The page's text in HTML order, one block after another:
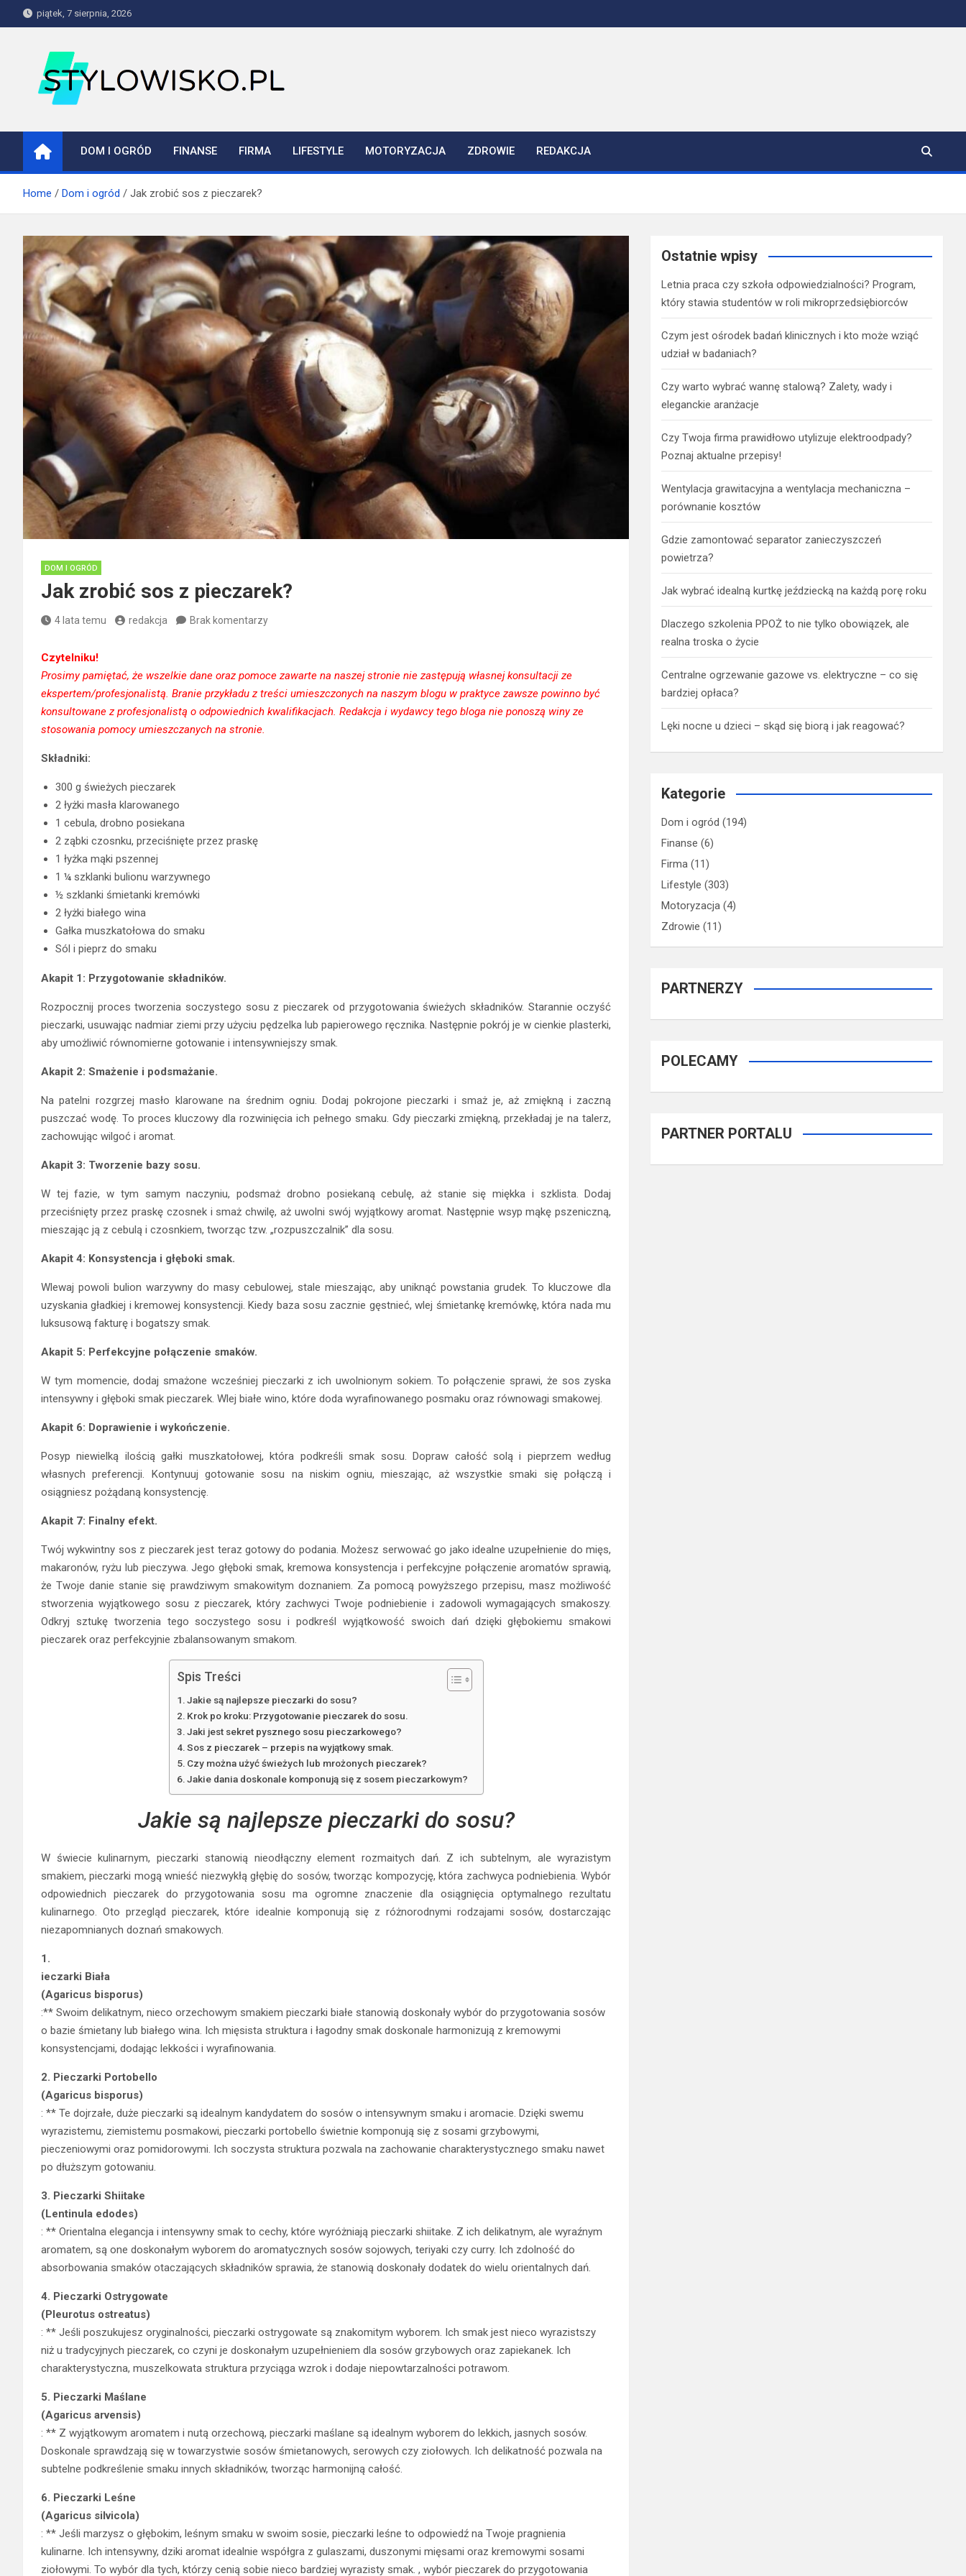
to
piątek, 7 sierpnia, 2026
stylowisko.pl
DOM I OGRÓD FINANSE FIRMA LIFESTYLE MOTORYZACJA ZDROWIE REDAKCJA
Home Dom i ogród Jak zrobić sos z pieczarek?
DOM I OGRÓD
Jak zrobić sos z pieczarek?
4 lata temu redakcja Brak komentarzy
Czytelniku!
Prosimy pamiętać, że wszelkie dane oraz pomoce zawarte na naszej stronie nie zastępują własnej konsultacji ze
ekspertem/profesjonalistą. Branie przykładu z treści umieszczonych na naszym blogu w praktyce zawsze powinno być
konsultowane z profesjonalistą o odpowiednich kwalifikacjach. Redakcja i wydawcy tego bloga nie ponoszą winy ze
stosowania pomocy umieszczanych na stronie.
Składniki:
300 g świeżych pieczarek
2 łyżki masła klarowanego
1 cebula, drobno posiekana
2 ząbki czosnku, przeciśnięte przez praskę
1 łyżka mąki pszennej
1 ¼ szklanki bulionu warzywnego
½ szklanki śmietanki kremówki
2 łyżki białego wina
Gałka muszkatołowa do smaku
Sól i pieprz do smaku
Akapit 1: Przygotowanie składników.
Rozpocznij proces tworzenia soczystego sosu z pieczarek od przygotowania świeżych składników. Starannie oczyść
pieczarki, usuwając nadmiar ziemi przy użyciu pędzelka lub papierowego ręcznika. Następnie pokrój je w cienkie plasterki,
aby umożliwić równomierne gotowanie i intensywniejszy smak.
Akapit 2: Smażenie i podsmażanie.
Na patelni rozgrzej masło klarowane na średnim ogniu. Dodaj pokrojone pieczarki i smaż je, aż zmiękną i zaczną
puszczać wodę. To proces kluczowy dla rozwinięcia ich pełnego smaku. Gdy pieczarki zmiękną, przekładaj je na talerz,
zachowując wilgoć i aromat.
Akapit 3: Tworzenie bazy sosu.
W tej fazie, w tym samym naczyniu, podsmaż drobno posiekaną cebulę, aż stanie się miękka i szklista. Dodaj
przeciśnięty przez praskę czosnek i smaż chwilę, aż uwolni swój wyjątkowy aromat. Następnie wsyp mąkę pszeniczną,
mieszając ją z cebulą i czosnkiem, tworząc tzw. „rozpuszczalnik” dla sosu.
Akapit 4: Konsystencja i głęboki smak.
Wlewaj powoli bulion warzywny do masy cebulowej, stale mieszając, aby uniknąć powstania grudek. To kluczowe dla
uzyskania gładkiej i kremowej konsystencji. Kiedy baza sosu zacznie gęstnieć, wlej śmietankę kremówkę, która nada mu
luksusową fakturę i bogatszy smak.
Akapit 5: Perfekcyjne połączenie smaków.
W tym momencie, dodaj smażone wcześniej pieczarki z ich uwolnionym sokiem. To połączenie sprawi, że sos zyska
intensywny i głęboki smak pieczarek. Wlej białe wino, które doda wyrafinowanego posmaku oraz równowagi smakowej.
Akapit 6: Doprawienie i wykończenie.
Posyp niewielką ilością gałki muszkatołowej, która podkreśli smak sosu. Dopraw całość solą i pieprzem według
własnych preferencji. Kontynuuj gotowanie sosu na niskim ogniu, mieszając, aż wszystkie smaki się połączą i
osiągniesz pożądaną konsystencję.
Akapit 7: Finalny efekt.
Twój wykwintny sos z pieczarek jest teraz gotowy do podania. Możesz serwować go jako idealne uzupełnienie do mięs,
makaronów, ryżu lub pieczywa. Jego głęboki smak, kremowa konsystencja i perfekcyjne połączenie aromatów sprawią,
że Twoje danie stanie się prawdziwym smakowitym doznaniem. Za pomocą powyższego przepisu, masz możliwość
stworzenia wyjątkowego sosu z pieczarek, który zachwyci Twoje podniebienie i zadowoli wymagających smakoszy.
Odkryj sztukę tworzenia tego soczystego sosu i podkreśl wyjątkowość swoich dań dzięki głębokiemu smakowi
pieczarek oraz perfekcyjnie zbalansowanym smakom.
Spis Treści
Jakie są najlepsze pieczarki do sosu?
Krok po kroku: Przygotowanie pieczarek do sosu.
Jaki jest sekret pysznego sosu pieczarkowego?
Sos z pieczarek – przepis na wyjątkowy smak.
Czy można użyć świeżych lub mrożonych pieczarek?
Jakie dania doskonale komponują się z sosem pieczarkowym?
Jakie są najlepsze pieczarki do sosu?
W świecie kulinarnym, pieczarki stanowią nieodłączny element rozmaitych dań. Z ich subtelnym, ale wyrazistym
smakiem, pieczarki mogą wnieść niezwykłą głębię do sosów, tworząc kompozycję, która zachwyca podniebienia. Wybór
odpowiednich pieczarek do przygotowania sosu ma ogromne znaczenie dla osiągnięcia optymalnego rezultatu
kulinarnego. Oto przegląd pieczarek, które idealnie komponują się z różnorodnymi rodzajami sosów, dostarczając
niezapomnianych doznań smakowych.
1.
ieczarki Biała
(Agaricus bisporus)
:** Swoim delikatnym, nieco orzechowym smakiem pieczarki białe stanowią doskonały wybór do przygotowania sosów
o bazie śmietany lub białego wina. Ich mięsista struktura i łagodny smak doskonale harmonizują z kremowymi
konsystencjami, dodając lekkości i wyrafinowania.
2. Pieczarki Portobello
(Agaricus bisporus)
: ** Te dojrzałe, duże pieczarki są idealnym kandydatem do sosów o intensywnym smaku i aromacie. Dzięki swemu
wyrazistemu, ziemistemu posmakowi, pieczarki portobello świetnie komponują się z sosami grzybowymi,
pieczeniowymi oraz pomidorowymi. Ich soczysta struktura pozwala na zachowanie charakterystycznego smaku nawet
po dłuższym gotowaniu.
3. Pieczarki Shiitake
(Lentinula edodes)
: ** Orientalna elegancja i intensywny smak to cechy, które wyróżniają pieczarki shiitake. Z ich delikatnym, ale wyraźnym
aromatem, są one doskonałym wyborem do aromatycznych sosów sojowych, teriyaki czy curry. Ich zdolność do
absorbowania smaków otaczających składników sprawia, że stanowią doskonały dodatek do wielu orientalnych dań.
4. Pieczarki Ostrygowate
(Pleurotus ostreatus)
: ** Jeśli poszukujesz oryginalności, pieczarki ostrygowate są znakomitym wyborem. Ich smak jest nieco wyrazistszy
niż u tradycyjnych pieczarek, co czyni je doskonałym uzupełnieniem dla sosów grzybowych oraz zapiekanek. Ich
charakterystyczna, muszelkowata struktura przyciąga wzrok i dodaje niepowtarzalności potrawom.
5. Pieczarki Maślane
(Agaricus arvensis)
: ** Z wyjątkowym aromatem i nutą orzechową, pieczarki maślane są idealnym wyborem do lekkich, jasnych sosów.
Doskonale sprawdzają się w towarzystwie sosów śmietanowych, serowych czy ziołowych. Ich delikatność pozwala na
subtelne podkreślenie smaku innych składników, tworząc harmonijną całość.
6. Pieczarki Leśne
(Agaricus silvicola)
: ** Jeśli marzysz o głębokim, leśnym smaku w swoim sosie, pieczarki leśne to odpowiedź na Twoje pragnienia
kulinarne. Ich intensywny, dziki aromat idealnie współgra z gulaszami, duszonymi mięsami oraz kremowymi sosami
ziołowymi. To wybór dla tych, którzy cenią sobie nieco bardziej wyrazisty smak. , wybór pieczarek do przygotowania
Ostatnie wpisy
Letnia praca czy szkoła odpowiedzialności? Program,
który stawia studentów w roli mikroprzedsiębiorców
Czym jest ośrodek badań klinicznych i kto może wziąć
udział w badaniach?
Czy warto wybrać wannę stalową? Zalety, wady i
eleganckie aranżacje
Czy Twoja firma prawidłowo utylizuje elektroodpady?
Poznaj aktualne przepisy!
Wentylacja grawitacyjna a wentylacja mechaniczna –
porównanie kosztów
Gdzie zamontować separator zanieczyszczeń
powietrza?
Jak wybrać idealną kurtkę jeździecką na każdą porę roku
Dlaczego szkolenia PPOŻ to nie tylko obowiązek, ale
realna troska o życie
Centralne ogrzewanie gazowe vs. elektryczne – co się
bardziej opłaca?
Lęki nocne u dzieci – skąd się biorą i jak reagować?
Kategorie
Dom i ogród (194)
Finanse (6)
Firma (11)
Lifestyle (303)
Motoryzacja (4)
Zdrowie (11)
PARTNERZY
POLECAMY
PARTNER PORTALU